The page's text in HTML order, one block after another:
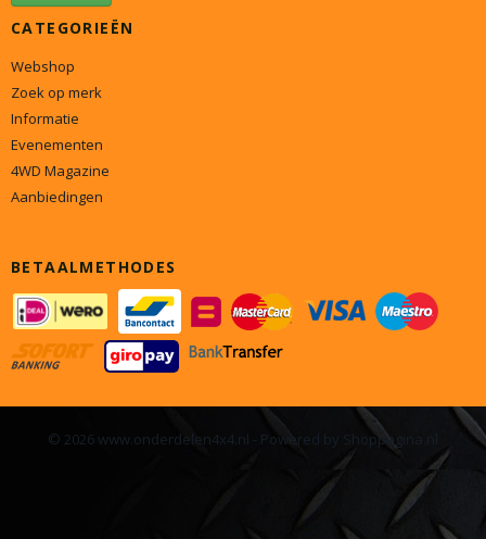
CATEGORIEËN
Webshop
Zoek op merk
Informatie
Evenementen
4WD Magazine
Aanbiedingen
BETAALMETHODES
© 2026 www.onderdelen4x4.nl - Powered by Shoppagina.nl